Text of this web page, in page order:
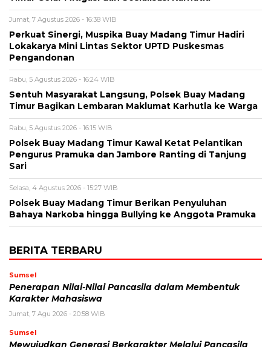
Jumat, 7 Agustus 2026 - 16:38 WIB
Perkuat Sinergi, Muspika Buay Madang Timur Hadiri
Lokakarya Mini Lintas Sektor UPTD Puskesmas
Pengandonan
Rabu, 5 Agustus 2026 - 16:24 WIB
Sentuh Masyarakat Langsung, Polsek Buay Madang
Timur Bagikan Lembaran Maklumat Karhutla ke Warga
Rabu, 5 Agustus 2026 - 16:15 WIB
Polsek Buay Madang Timur Kawal Ketat Pelantikan
Pengurus Pramuka dan Jambore Ranting di Tanjung
Sari
Selasa, 4 Agustus 2026 - 15:27 WIB
Polsek Buay Madang Timur Berikan Penyuluhan
Bahaya Narkoba hingga Bullying ke Anggota Pramuka
BERITA TERBARU
Sumsel
Penerapan Nilai-Nilai Pancasila dalam Membentuk
Karakter Mahasiswa
Jumat, 7 Agu 2026 - 20:58 WIB
Sumsel
Mewujudkan Generasi Berkarakter Melalui Pancasila